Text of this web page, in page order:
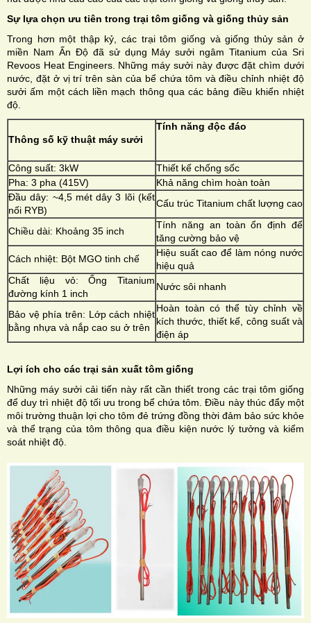
Sự lựa chọn ưu tiên trong trại tôm giống và giống thủy sản
Trong hơn một thập kỷ, các trại tôm giống và giống thủy sản ở
miền Nam Ấn Độ đã sử dụng Máy sưởi ngâm Titanium của Sri
Revoos Heat Engineers. Những máy sưởi này được đặt chìm dưới
nước, đặt ở vị trí trên sàn của bể chứa tôm và điều chỉnh nhiệt độ
sưởi ấm một cách liền mạch thông qua các bảng điều khiển nhiệt
độ.
Thông số kỹ thuật máy sưởi
Tính năng độc đáo
Công suất: 3kW
Thiết kế chống sốc
Pha: 3 pha (415V)
Khả năng chìm hoàn toàn
Đầu dây: ~4,5 mét dây 3 lõi (kết
nối RYB)
Cấu trúc Titanium chất lượng cao
Chiều dài: Khoảng 35 inch
Tính năng an toàn ổn định để
tăng cường bảo vệ
Cách nhiệt: Bột MGO tinh chế
Hiệu suất cao để làm nóng nước
hiệu quả
Chất liệu vỏ: Ống Titanium
đường kính 1 inch
Nước sôi nhanh
Bảo vệ phía trên: Lớp cách nhiệt
bằng nhựa và nắp cao su ở trên
Hoàn toàn có thể tùy chỉnh về
kích thước, thiết kế, công suất và
điện áp
Lợi ích cho các trại sản xuất tôm giống
Những máy sưởi cải tiến này rất cần thiết trong các trại tôm giống
để duy trì nhiệt độ tối ưu trong bể chứa tôm. Điều này thúc đẩy một
môi trường thuận lợi cho tôm đẻ trứng đồng thời đảm bảo sức khỏe
và thể trạng của tôm thông qua điều kiện nước lý tưởng và kiểm
soát nhiệt độ.